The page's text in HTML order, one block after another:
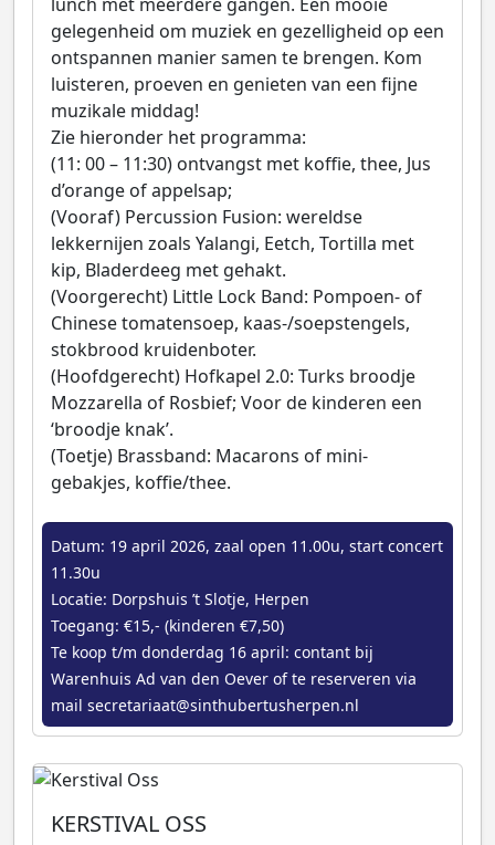
gelegenheid om muziek en gezelligheid op een
ontspannen manier samen te brengen. Kom
luisteren, proeven en genieten van een fijne
muzikale middag!
Zie hieronder het programma:
(11: 00 – 11:30) ontvangst met koffie, thee, Jus
d’orange of appelsap;
(Vooraf) Percussion Fusion: wereldse
lekkernijen zoals Yalangi, Eetch, Tortilla met
kip, Bladerdeeg met gehakt.
(Voorgerecht) Little Lock Band: Pompoen- of
Chinese tomatensoep, kaas-/soepstengels,
stokbrood kruidenboter.
(Hoofdgerecht) Hofkapel 2.0: Turks broodje
Mozzarella of Rosbief; Voor de kinderen een
‘broodje knak’.
(Toetje) Brassband: Macarons of mini-
gebakjes, koffie/thee.
Datum: 19 april 2026, zaal open 11.00u, start concert
11.30u
Locatie: Dorpshuis ’t Slotje, Herpen
Toegang: €15,- (kinderen €7,50)
Te koop t/m donderdag 16 april: contant bij
Warenhuis Ad van den Oever of te reserveren via
mail secretariaat@sinthubertusherpen.nl
KERSTIVAL OSS